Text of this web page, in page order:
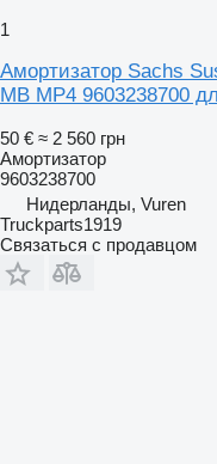
1
Амортизатор Sachs
MB MP4 9603238700
50 € ≈ 2 560 грн
Амортизатор
9603238700
Нидерланды, Vuren
Truckparts1919
Связаться с продавцом